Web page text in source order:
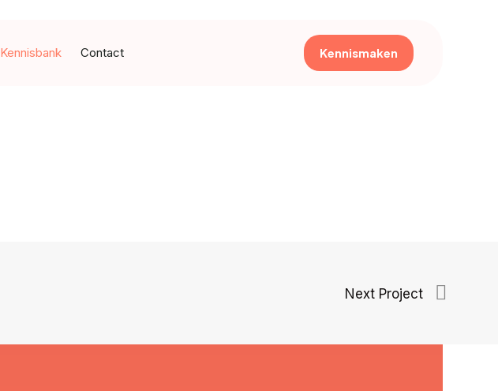
Kennisbank Contact Kennismaken
Next Project